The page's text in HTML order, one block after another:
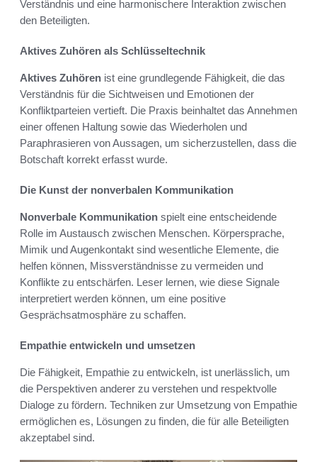
Verständnis und eine harmonischere Interaktion zwischen
den Beteiligten.
Aktives Zuhören als Schlüsseltechnik
Aktives Zuhören ist eine grundlegende Fähigkeit, die das
Verständnis für die Sichtweisen und Emotionen der
Konfliktparteien vertieft. Die Praxis beinhaltet das Annehmen
einer offenen Haltung sowie das Wiederholen und
Paraphrasieren von Aussagen, um sicherzustellen, dass die
Botschaft korrekt erfasst wurde.
Die Kunst der nonverbalen Kommunikation
Nonverbale Kommunikation spielt eine entscheidende
Rolle im Austausch zwischen Menschen. Körpersprache,
Mimik und Augenkontakt sind wesentliche Elemente, die
helfen können, Missverständnisse zu vermeiden und
Konflikte zu entschärfen. Leser lernen, wie diese Signale
interpretiert werden können, um eine positive
Gesprächsatmosphäre zu schaffen.
Empathie entwickeln und umsetzen
Die Fähigkeit, Empathie zu entwickeln, ist unerlässlich, um
die Perspektiven anderer zu verstehen und respektvolle
Dialoge zu fördern. Techniken zur Umsetzung von Empathie
ermöglichen es, Lösungen zu finden, die für alle Beteiligten
akzeptabel sind.